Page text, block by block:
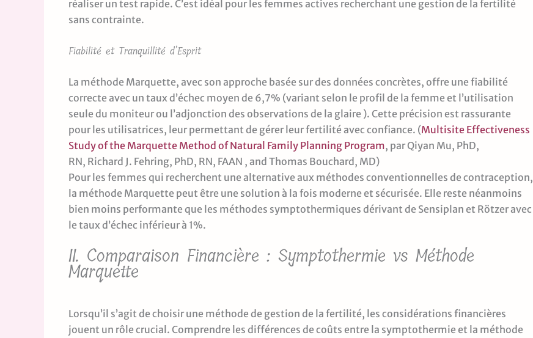
réaliser un test rapide. C’est idéal pour les femmes actives recherchant une gestion de la fertilité
sans contrainte.
Fiabilité et Tranquillité d’Esprit
La méthode Marquette, avec son approche basée sur des données concrètes, offre une fiabilité
correcte avec un taux d’échec moyen de 6,7% (variant selon le profil de la femme et l’utilisation
seule du moniteur ou l’adjonction des observations de la glaire ). Cette précision est rassurante
pour les utilisatrices, leur permettant de gérer leur fertilité avec confiance. (Multisite Effectiveness
Study of the Marquette Method of Natural Family Planning Program, par Qiyan Mu, PhD,
RN, Richard J. Fehring, PhD, RN, FAAN , and Thomas Bouchard, MD)
Pour les femmes qui recherchent une alternative aux méthodes conventionnelles de contraception,
la méthode Marquette peut être une solution à la fois moderne et sécurisée. Elle reste néanmoins
bien moins performante que les méthodes symptothermiques dérivant de Sensiplan et Rötzer avec
le taux d’échec inférieur à 1%.
II. Comparaison Financière : Symptothermie vs Méthode
Marquette
Lorsqu’il s’agit de choisir une méthode de gestion de la fertilité, les considérations financières
jouent un rôle crucial. Comprendre les différences de coûts entre la symptothermie et la méthode